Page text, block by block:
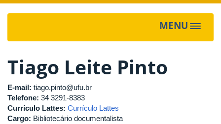
MENU Toggle
Tiago Leite Pinto
E-mail: tiago.pinto@ufu.br
Telefone: 34 3291-8383
Currículo Lattes: Currículo Lattes
Cargo: Bibliotecário documentalista